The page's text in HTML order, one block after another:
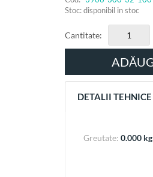
Stoc: disponibil in stoc
Cantitate:
DETALII TEHNICE
Greutate: 0.000 kg